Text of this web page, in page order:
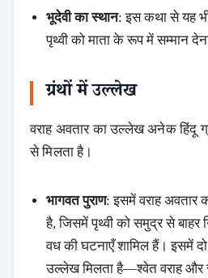
भूदेवी का स्थान: इस कथा से यह
पृथ्वी को माता के रूप में सम्मान
ग्रंथों में उल्लेख
वराह अवतार का उल्लेख अनेक हिंदू
से मिलता है।
भागवत पुराण: इसमें वराह अवतार
है, जिसमें पृथ्वी को समुद्र से बाहर
वध की घटनाएँ शामिल हैं। इसमें
उल्लेख मिलता है—श्वेत वराह और